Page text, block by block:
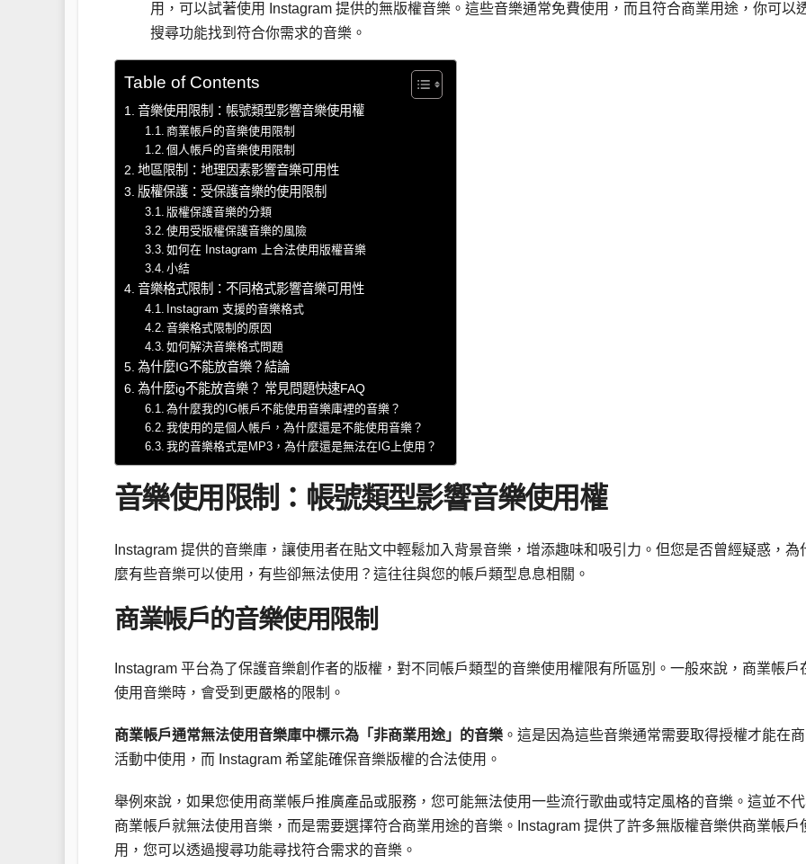
用，可以試著使用 Instagram 提供的無版權音樂。這些音樂通常免費使用，而且符合商業用途，你可以
搜尋功能找到符合你需求的音樂。
Table of Contents
音樂使用限制：帳號類型影響音樂使用權
商業帳戶的音樂使用限制
個人帳戶的音樂使用限制
地區限制：地理因素影響音樂可用性
版權保護：受保護音樂的使用限制
版權保護音樂的分類
使用受版權保護音樂的風險
如何在 Instagram 上合法使用版權音樂
小結
音樂格式限制：不同格式影響音樂可用性
Instagram 支援的音樂格式
音樂格式限制的原因
如何解決音樂格式問題
為什麼IG不能放音樂？結論
為什麼ig不能放音樂？ 常見問題快速FAQ
為什麼我的IG帳戶不能使用音樂庫裡的音樂？
我使用的是個人帳戶，為什麼還是不能使用音樂？
我的音樂格式是MP3，為什麼還是無法在IG上使用？
音樂使用限制：帳號類型影響音樂使用權
Instagram 提供的音樂庫，讓使用者在貼文中輕鬆加入背景音樂，增添趣味和吸引力。但您是否曾經疑惑，為
麼有些音樂可以使用，有些卻無法使用？這往往與您的帳戶類型息息相關。
商業帳戶的音樂使用限制
Instagram 平台為了保護音樂創作者的版權，對不同帳戶類型的音樂使用權限有所區別。一般來說，商業帳戶
使用音樂時，會受到更嚴格的限制。
商業帳戶通常無法使用音樂庫中標示為「非商業用途」的音樂 。這是因為這些音樂通常需要取得授權才能在
活動中使用，而 Instagram 希望能確保音樂版權的合法使用。
舉例來說，如果您使用商業帳戶推廣產品或服務，您可能無法使用一些流行歌曲或特定風格的音樂。這並不
商業帳戶就無法使用音樂，而是需要選擇符合商業用途的音樂。Instagram 提供了許多無版權音樂供商業帳戶
用，您可以透過搜尋功能尋找符合需求的音樂。